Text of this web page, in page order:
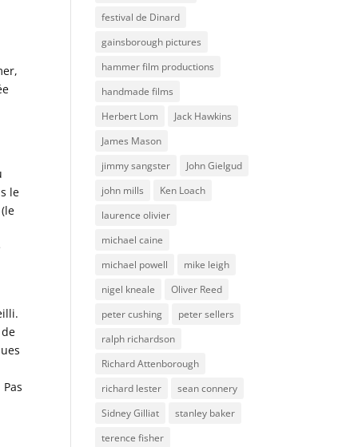
le
festival de Dinard
gainsborough pictures
hammer film productions
handmade films
Herbert Lom
Jack Hawkins
James Mason
jimmy sangster
John Gielgud
john mills
Ken Loach
laurence olivier
michael caine
michael powell
mike leigh
nigel kneale
Oliver Reed
peter cushing
peter sellers
ralph richardson
Richard Attenborough
richard lester
sean connery
Sidney Gilliat
stanley baker
terence fisher